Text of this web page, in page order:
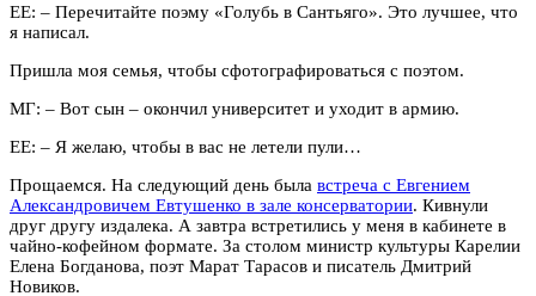
ЕЕ: – Перечитайте поэму «Голубь в Сантьяго». Это лучшее, что
я написал.
Пришла моя семья, чтобы сфотографироваться с поэтом.
МГ: – Вот сын – окончил университет и уходит в армию.
ЕЕ: – Я желаю, чтобы в вас не летели пули…
Прощаемся. На следующий день была встреча с Евгением
Александровичем Евтушенко в зале консерватории. Кивнули
друг другу издалека. А завтра встретились у меня в кабинете в
чайно-кофейном формате. За столом министр культуры Карелии
Елена Богданова, поэт Марат Тарасов и писатель Дмитрий
Новиков.